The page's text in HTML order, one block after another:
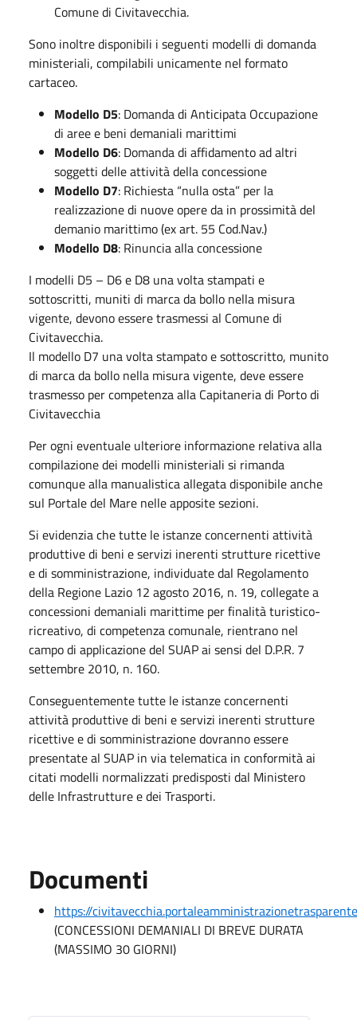
Comune di Civitavecchia.
Sono inoltre disponibili i seguenti modelli di domanda
ministeriali, compilabili unicamente nel formato
cartaceo.
Modello D5: Domanda di Anticipata Occupazione
di aree e beni demaniali marittimi
Modello D6: Domanda di affidamento ad altri
soggetti delle attività della concessione
Modello D7: Richiesta “nulla osta” per la
realizzazione di nuove opere da in prossimità del
demanio marittimo (ex art. 55 Cod.Nav.)
Modello D8: Rinuncia alla concessione
I modelli D5 – D6 e D8 una volta stampati e
sottoscritti, muniti di marca da bollo nella misura
vigente, devono essere trasmessi al Comune di
Civitavecchia.
Il modello D7 una volta stampato e sottoscritto, munito
di marca da bollo nella misura vigente, deve essere
trasmesso per competenza alla Capitaneria di Porto di
Civitavecchia
Per ogni eventuale ulteriore informazione relativa alla
compilazione dei modelli ministeriali si rimanda
comunque alla manualistica allegata disponibile anche
sul Portale del Mare nelle apposite sezioni.
Si evidenzia che tutte le istanze concernenti attività
produttive di beni e servizi inerenti strutture ricettive
e di somministrazione, individuate dal Regolamento
della Regione Lazio 12 agosto 2016, n. 19, collegate a
concessioni demaniali marittime per finalità turistico-
ricreativo, di competenza comunale, rientrano nel
campo di applicazione del SUAP ai sensi del D.P.R. 7
settembre 2010, n. 160.
Conseguentemente tutte le istanze concernenti
attività produttive di beni e servizi inerenti strutture
ricettive e di somministrazione dovranno essere
presentate al SUAP in via telematica in conformità ai
citati modelli normalizzati predisposti dal Ministero
delle Infrastrutture e dei Trasporti.
Documenti
https://
(CONCESSIONI DEMANIALI DI BREVE DURATA
(MASSIMO 30 GIORNI)